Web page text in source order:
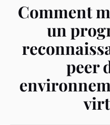
Comment
un
peer